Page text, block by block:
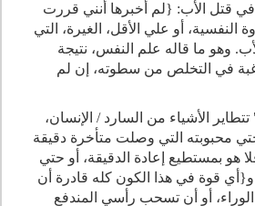
في قتل الأب: {لم أخبرها أنني قررت
النفسية، أو علي الأقل، الغيرة، التي
وهو ما قاله علم النفس، نتيجة
في التخلص من سطوته، إن لم
الأشياء من السارد / الإنسان،
حتي محبوبته التي وصلت متأخرة دقيقة
هو بمستطيع إعادة الدقيقة، أو حتي
و{أي قوة في هذا الكون كله قادرة أن
الوراء، أو أن تسحب رأسي المندفع